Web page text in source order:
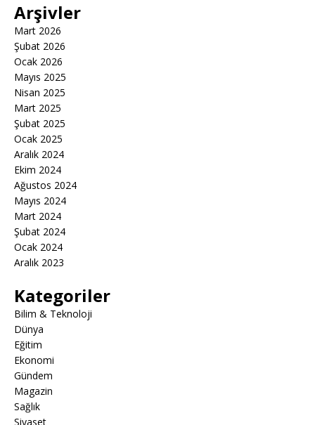
Arşivler
Mart 2026
Şubat 2026
Ocak 2026
Mayıs 2025
Nisan 2025
Mart 2025
Şubat 2025
Ocak 2025
Aralık 2024
Ekim 2024
Ağustos 2024
Mayıs 2024
Mart 2024
Şubat 2024
Ocak 2024
Aralık 2023
Kategoriler
Bilim & Teknoloji
Dünya
Eğitim
Ekonomi
Gündem
Magazin
Sağlık
Siyaset